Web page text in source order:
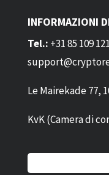
INFORMAZIONI
Tel.: +31 85 109
Le Mairekade 77,
KvK (Camera di